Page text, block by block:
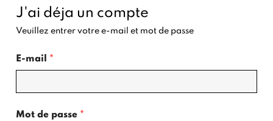
J'ai déja un compte
Veuillez entrer votre e-mail et mot de passe
E-mail *
Mot de passe *